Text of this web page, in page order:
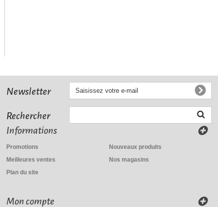
Newsletter
Rechercher
Informations
Promotions
Nouveaux produits
Meilleures ventes
Nos magasins
Plan du site
Mon compte